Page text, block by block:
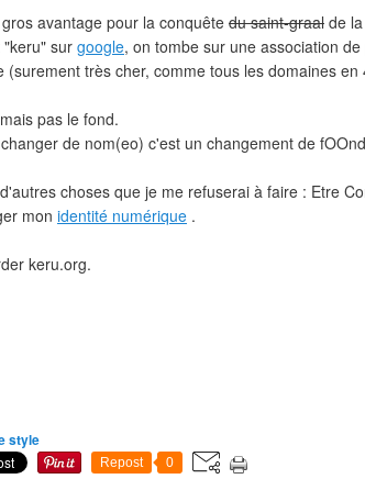
avantage pour la conquête du saint-graal de
sur google, on tombe sur une association
(surement très cher, comme tous les domaines en
pas le fond.
de nom(eo) c'est un changement de
choses que je me refuserai à faire : Etre
mon identité numérique .
keru.org.
style
Repost 0